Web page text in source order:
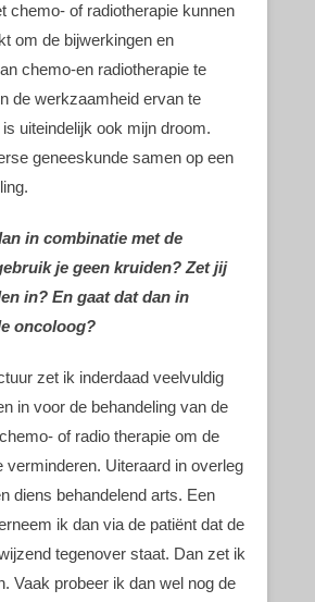
chemo- of radiotherapie kunnen
om de bijwerkingen en
chemo-en radiotherapie te
de werkzaamheid ervan te
uiteindelijk ook mijn droom.
geneeskunde samen op een
in combinatie met de
je geen kruiden? Zet jij
in? En gaat dat dan in
oncoloog?
zet ik inderdaad veelvuldig
in voor de behandeling van de
of radio therapie om de
verminderen. Uiteraard in overleg
diens behandelend arts. Een
ik dan via de patiënt dat de
tegenover staat. Dan zet ik
Vaak probeer ik dan wel nog de